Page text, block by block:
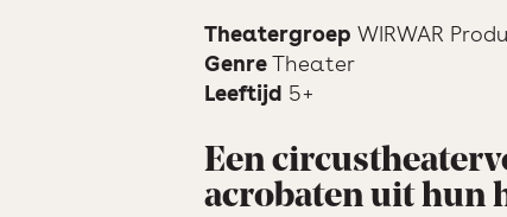
Theatergroep WIRWAR
GenreTheater
Leeftijd 5+
Een
acrobaten uit hun